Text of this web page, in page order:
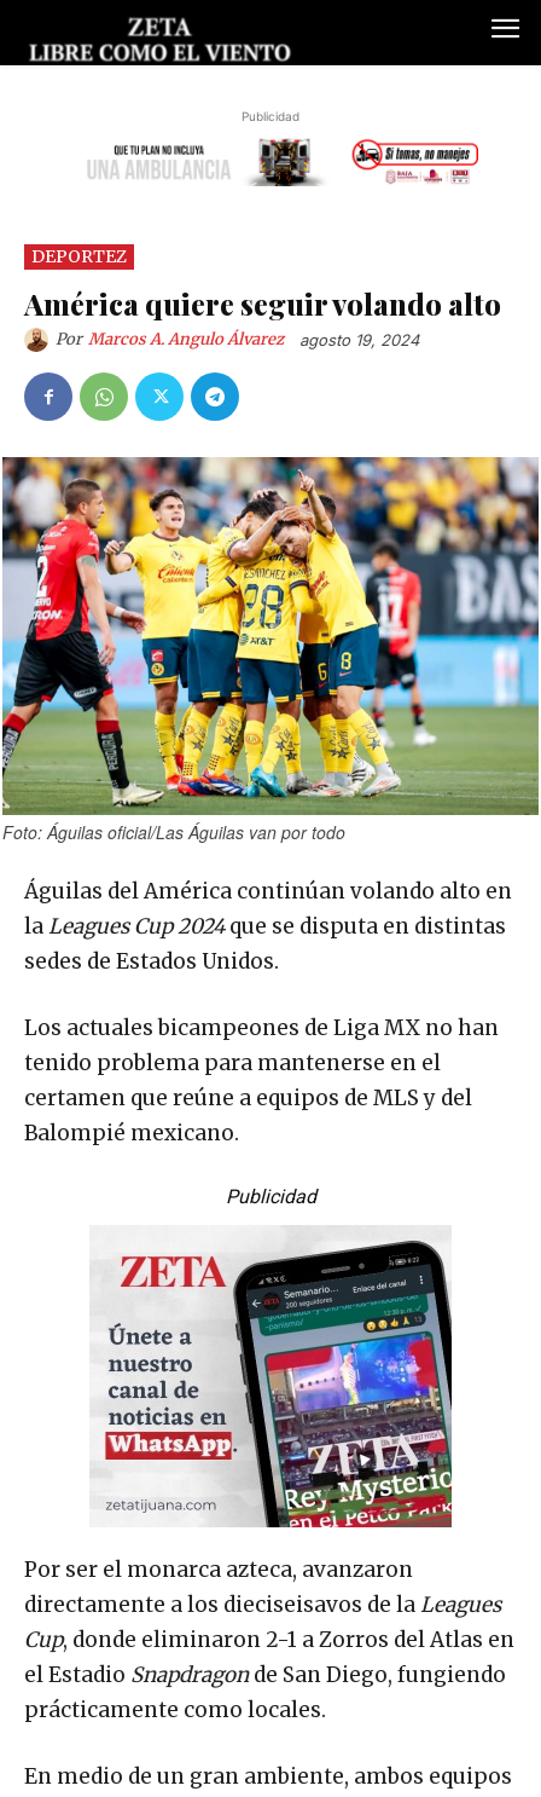
Publicidad
DEPORTEZ
América quiere seguir volando alto
Por Marcos A. Angulo Álvarez agosto 19, 2024
Foto: Águilas oficial/Las Águilas van por todo
Águilas del América continúan volando alto en
laLeagues Cup 2024que se disputa en distintas
sedes de Estados Unidos.
Los actuales bicampeones de Liga MX no han
tenido problema para mantenerse en el
certamen que reúne a equipos de MLS y del
Balompié mexicano.
Publicidad
Por ser el monarca azteca, avanzaron
directamente a los dieciseisavos de laLeagues
Cup, donde eliminaron 2-1 a Zorros del Atlas en
el Estadio Snapdragonde San Diego, fungiendo
prácticamente como locales.
En medio de un gran ambiente, ambos equipos